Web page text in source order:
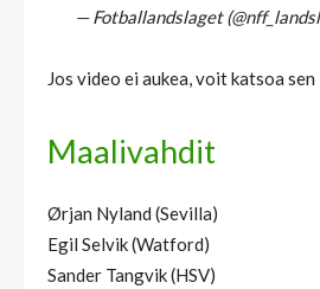
— Fotballandslaget
Jos video ei aukea, voit katsoa sen
Maalivahdit
Ørjan Nyland (Sevilla)
Egil Selvik (Watford)
Sander Tangvik (HSV)